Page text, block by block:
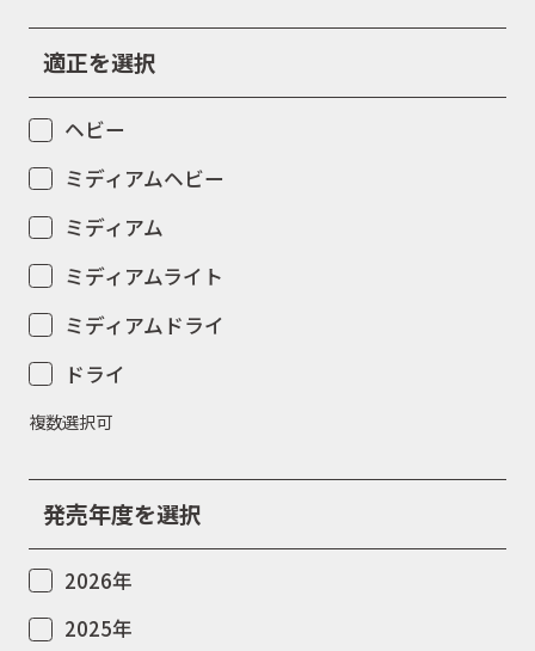
適正を選択
ヘビー
ミディアムヘビー
ミディアム
ミディアムライト
ミディアムドライ
ドライ
複数選択可
発売年度を選択
2026年
2025年